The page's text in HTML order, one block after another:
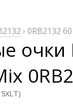
› 0RB2132
очки